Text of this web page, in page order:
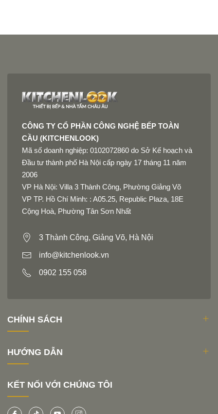
CÔNG TY CỔ PHẦN CÔNG NGHỆ BẾP TOÀN
CẦU (KITCHENLOOK)
Mã số doanh nghiệp: 0102072860 do Sở Kế hoạch và
Đầu tư thành phố Hà Nội cấp ngày 17 tháng 11 năm
2006
VP Hà Nội: Villa 3 Thành Công, Phường Giảng Võ
VP TP. Hồ Chí Minh: : A05.25, Republic Plaza, 18E
Cộng Hoà, Phường Tân Sơn Nhất
3 Thành Công, Giảng Võ, Hà Nội
info@kitchenlook.vn
0902 155 058
CHÍNH SÁCH
HƯỚNG DẪN
KẾT NỐI VỚI CHÚNG TÔI